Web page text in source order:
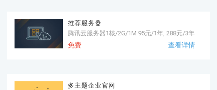
推荐服务器
腾讯云服务器1核/2G/1M 95元/1年, 288元/3年
免费 查看详情
多主题企业官网